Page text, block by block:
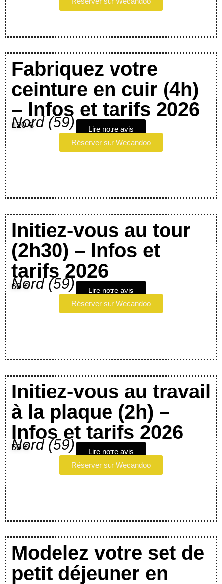
Fabriquez votre
ceinture en cuir (4h)
– Infos et tarifs 2026
Nord (59)
120 €
Lire notre avis
Réserver sur Wecandoo
Initiez-vous au tour
(2h30) – Infos et
tarifs 2026
Nord (59)
60 €
Lire notre avis
Réserver sur Wecandoo
Initiez-vous au travail
à la plaque (2h) –
Infos et tarifs 2026
Nord (59)
50 €
Lire notre avis
Réserver sur Wecandoo
Modelez votre set de
petit déjeuner en